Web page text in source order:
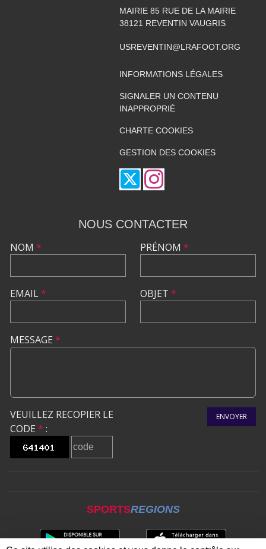
MAIRIE 85 RUE DE LA MAIRIE
38121 REVENTIN VAUGRIS
USREVENTIN@LRAFOOT.ORG
INFORMATIONS LÉGALES
SIGNALER UN CONTENU
INAPPROPRIÉ
CHARTE COOKIES
GESTION DES COOKIES
NOUS CONTACTER
NOM *
EMAIL*
PRÉNOM *
OBJET *
MESSAGE *
VEUILLEZ RECOPIER LE
CODE * :
ENVOYER
SPORTSREGIONS